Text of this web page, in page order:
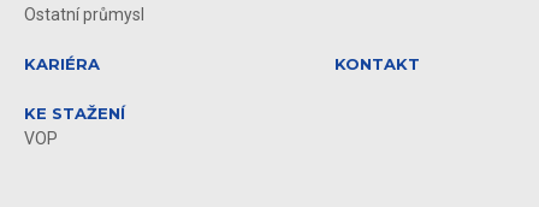
Ostatní průmysl
KARIÉRA KONTAKT
KE STAŽENÍ
VOP